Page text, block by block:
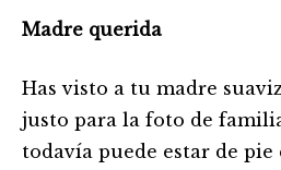
Madre querida
Has visto a tu madre
justo para la foto de
todavía puede estar de pie